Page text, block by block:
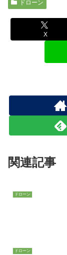
ドローン
X
関連記事
ドローン
ドローン